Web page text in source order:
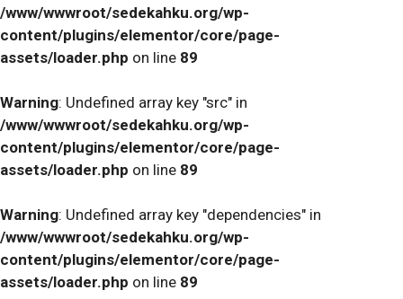
/www/wwwroot/sedekahku.org/wp-
content/plugins/elementor/core/page-
assets/loader.php on line 89
Warning: Undefined array key "src" in
/www/wwwroot/sedekahku.org/wp-
content/plugins/elementor/core/page-
assets/loader.php on line 89
Warning: Undefined array key "dependencies" in
/www/wwwroot/sedekahku.org/wp-
content/plugins/elementor/core/page-
assets/loader.php on line 89